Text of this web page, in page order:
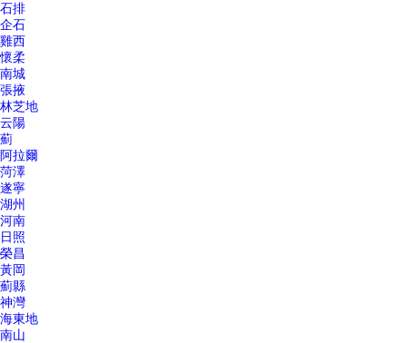
石排
企石
雞西
懷柔
南城
張掖
林芝地
云陽
薊
阿拉爾
菏澤
遂寧
湖州
河南
日照
榮昌
黃岡
薊縣
神灣
海東地
南山